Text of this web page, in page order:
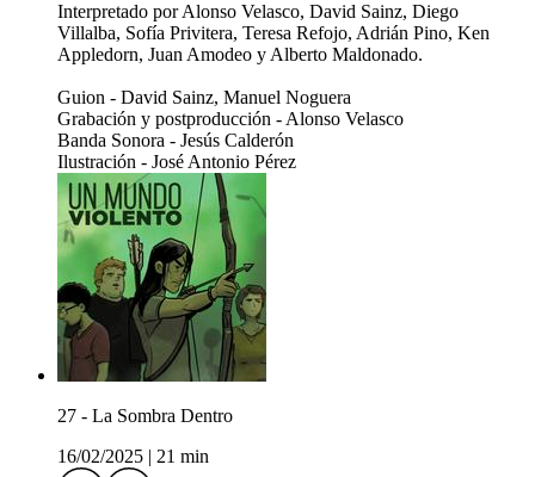
Interpretado por Alonso Velasco, David Sainz, Diego
Villalba, Sofía Privitera, Teresa Refojo, Adrián Pino, Ken
Appledorn, Juan Amodeo y Alberto Maldonado.
Guion - David Sainz, Manuel Noguera
Grabación y postproducción - Alonso Velasco
Banda Sonora - Jesús Calderón
Ilustración - José Antonio Pérez
27 - La Sombra Dentro
16/02/2025
21 min